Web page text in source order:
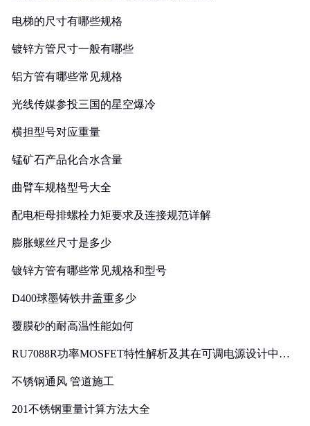
电梯的尺寸有哪些规格
镀锌方管尺寸一般有哪些
铝方管有哪些常见规格
光线传媒参投三国的星空爆冷
横担型号对应重量
锰矿石产品化合水含量
曲臂车规格型号大全
配电柜母排螺栓力矩要求及连接规范详解
膨胀螺丝尺寸是多少
镀锌方管有哪些常见规格和型号
D400球墨铸铁井盖重多少
覆膜砂的耐高温性能如何
RU7088R功率MOSFET特性解析及其在可调电源设计中的
不锈钢通风 管道施工
201不锈钢重量计算方法大全